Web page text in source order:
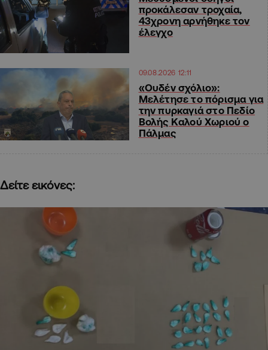
προκάλεσαν τροχαία,
43χρονη αρνήθηκε τον
έλεγχο
09.08.2026 12:11
«Ουδέν σχόλιο»:
Μελέτησε το πόρισμα για
την πυρκαγιά στο Πεδίο
Βολής Καλού Χωριού ο
Πάλμας
Δείτε εικόνες: